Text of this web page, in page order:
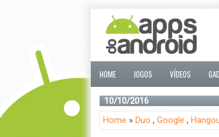
HOME JOGOS VÍDEOS
10/10/2016
Home » Duo , Google ,